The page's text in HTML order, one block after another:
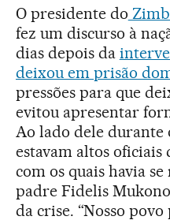
O presidente do
fez um discurso à
dias depois da
deixou em prisão
pressões para que
evitou apresentar
Ao lado dele
estavam altos oficiais
com os quais havia
padre Fidelis
da crise. “Nosso